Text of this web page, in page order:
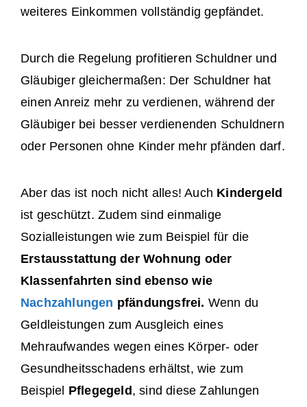
weiteres Einkommen vollständig gepfändet.
Durch die Regelung profitieren Schuldner und
Gläubiger gleichermaßen: Der Schuldner hat
einen Anreiz mehr zu verdienen, während der
Gläubiger bei besser verdienenden Schuldnern
oder Personen ohne Kinder mehr pfänden darf.
Aber das ist noch nicht alles! Auch Kindergeld
ist geschützt. Zudem sind einmalige
Sozialleistungen wie zum Beispiel für die
Erstausstattung der Wohnung oder
Klassenfahrten sind ebenso wie
Nachzahlungen pfändungsfrei. Wenn du
Geldleistungen zum Ausgleich eines
Mehraufwandes wegen eines Körper- oder
Gesundheitsschadens erhältst, wie zum
Beispiel Pflegegeld , sind diese Zahlungen